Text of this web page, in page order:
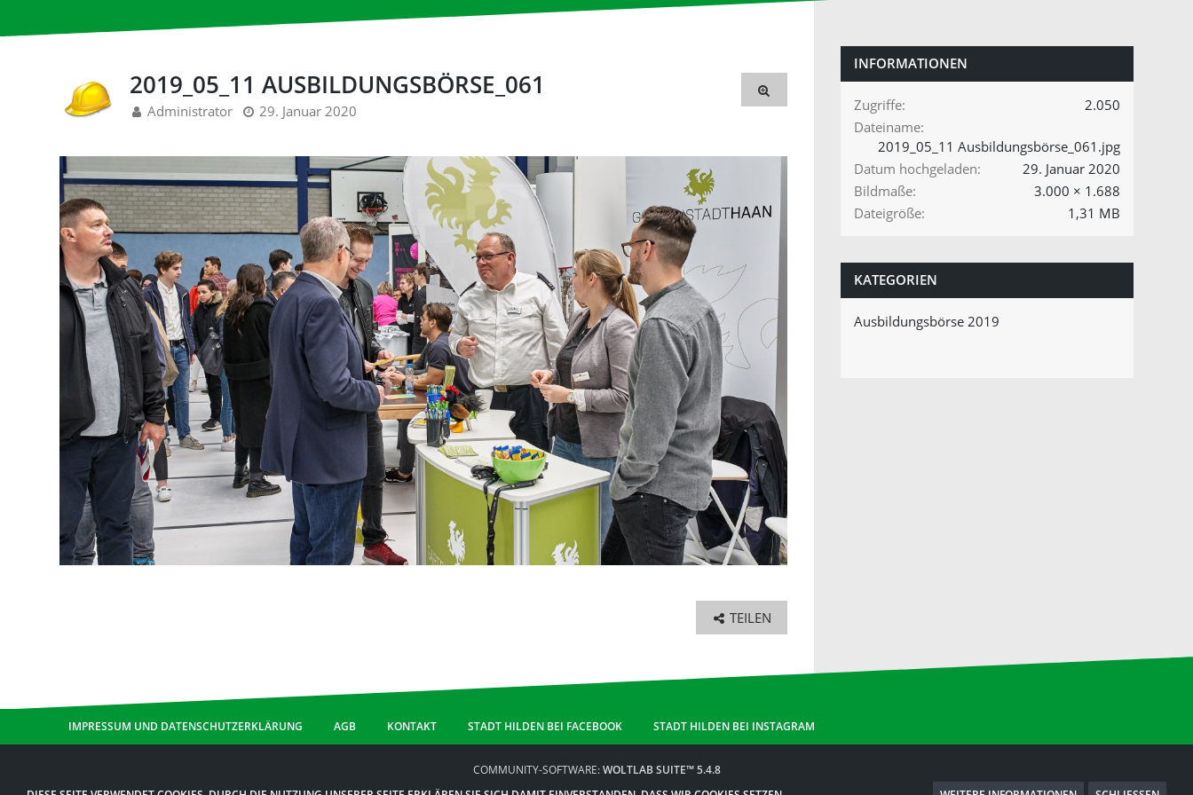
2019_05_11 AUSBILDUNGSBÖRSE_061
Administrator 29. Januar 2020
TEILEN
INFORMATIONEN
Zugriffe
2.050
Dateiname
2019_05_11 Ausbildungsbörse_061.jpg
Datum hochgeladen
29. Januar 2020
Bildmaße
3.000 × 1.688
Dateigröße
1,31 MB
KATEGORIEN
Ausbildungsbörse 2019
IMPRESSUM UND DATENSCHUTZERKLÄRUNG AGB KONTAKT STADT HILDEN BEI FACEBOOK STADT HILDEN BEI INSTAGRAM
COMMUNITY-SOFTWARE:WOLTLAB SUITE™ 5.4.8